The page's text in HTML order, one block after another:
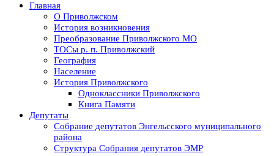
Главная
О Приволжском
История возникновения
Преобразование Приволжского МО
ТОСы р. п. Приволжский
География
Население
История Приволжского
Одноклассники Приволжского
Книга Памяти
Депутаты
Собрание депутатов Энгельсского муниципального
района
Структура Собрания депутатов ЭМР